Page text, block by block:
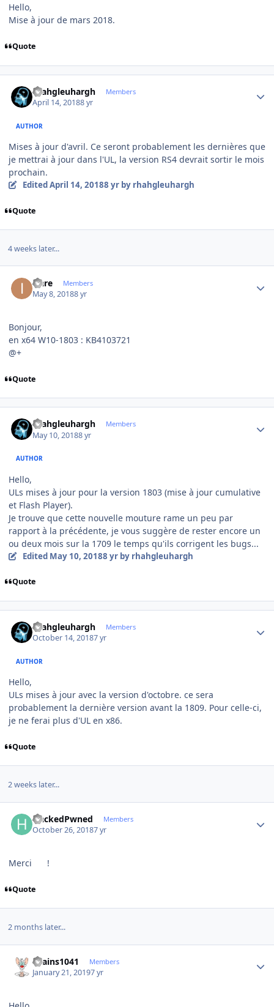
Hello,
Mise à jour de mars 2018.
Quote
rhahgleuhargh Members
April 14, 20188 yr
AUTHOR
Mises à jour d'avril. Ce seront probablement les dernières que
je mettrai à jour dans l'UL, la version RS4 devrait sortir le mois
prochain.
EditedApril 14, 20188 yrby rhahgleuhargh
Quote
4 weeks later...
icare Members
May 8, 20188 yr
Bonjour,
en x64 W10-1803 : KB4103721
@+
Quote
rhahgleuhargh Members
May 10, 20188 yr
AUTHOR
Hello,
ULs mises à jour pour la version 1803 (mise à jour cumulative
et Flash Player).
Je trouve que cette nouvelle mouture rame un peu par
rapport à la précédente, je vous suggère de rester encore un
ou deux mois sur la 1709 le temps qu'ils corrigent les bugs...
Edited May 10, 20188 yrby rhahgleuhargh
Quote
rhahgleuhargh Members
October 14, 20187 yr
AUTHOR
Hello,
ULs mises à jour avec la version d'octobre. ce sera
probablement la dernière version avant la 1809. Pour celle-ci,
je ne ferai plus d'UL en x86.
Quote
2 weeks later...
HackedPwned Members
October 26, 20187 yr
Merci !
Quote
2 months later...
chains1041 Members
January 21, 20197 yr